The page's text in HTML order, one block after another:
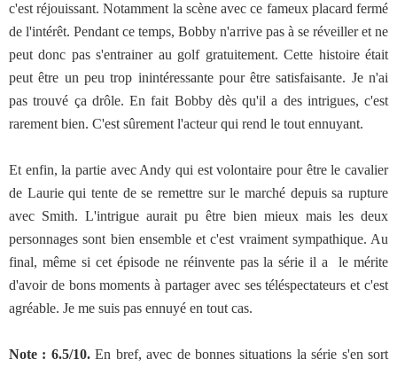
c'est réjouissant. Notamment la scène avec ce fameux placard fermé
de l'intérêt. Pendant ce temps, Bobby n'arrive pas à se réveiller et ne
peut donc pas s'entrainer au golf gratuitement. Cette histoire était
peut être un peu trop inintéressante pour être satisfaisante. Je n'ai
pas trouvé ça drôle. En fait Bobby dès qu'il a des intrigues, c'est
rarement bien. C'est sûrement l'acteur qui rend le tout ennuyant.
Et enfin, la partie avec Andy qui est volontaire pour être le cavalier
de Laurie qui tente de se remettre sur le marché depuis sa rupture
avec Smith. L'intrigue aurait pu être bien mieux mais les deux
personnages sont bien ensemble et c'est vraiment sympathique. Au
final, même si cet épisode ne réinvente pas la série il a le mérite
d'avoir de bons moments à partager avec ses téléspectateurs et c'est
agréable. Je me suis pas ennuyé en tout cas.
Note : 6.5/10.En bref, avec de bonnes situations la série s'en sort